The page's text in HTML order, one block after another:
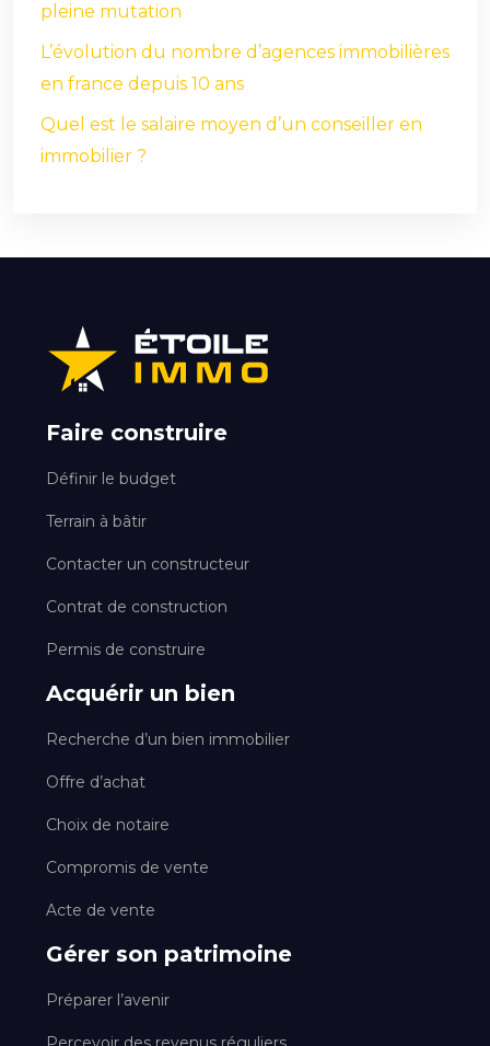
pleine mutation
L’évolution du nombre d’agences immobilières
en france depuis 10 ans
Quel est le salaire moyen d’un conseiller en
immobilier ?
Faire construire
Définir le budget
Terrain à bâtir
Contacter un constructeur
Contrat de construction
Permis de construire
Acquérir un bien
Recherche d’un bien immobilier
Offre d’achat
Choix de notaire
Compromis de vente
Acte de vente
Gérer son patrimoine
Préparer l’avenir